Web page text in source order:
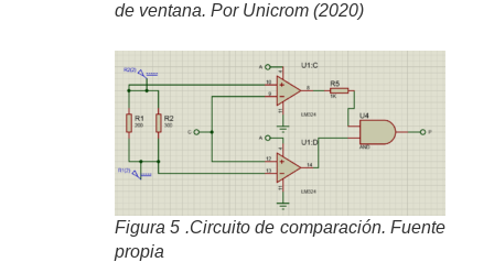
de ventana. Por Unicrom (2020)
Figura 5 .Circuito de comparación. Fuente
propia